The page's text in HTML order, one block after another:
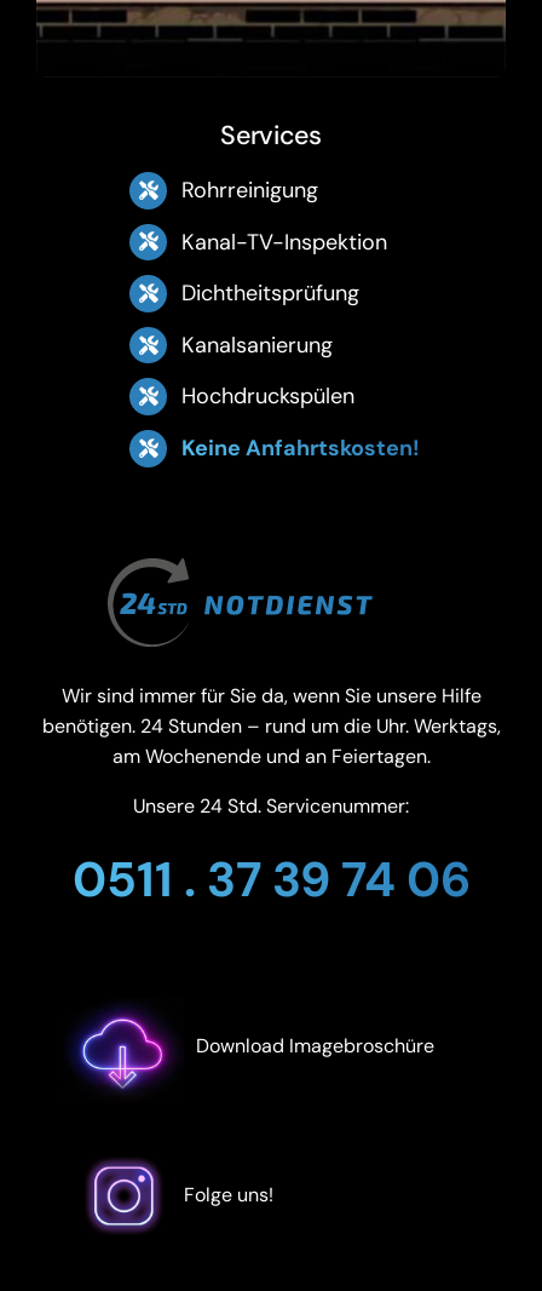
Services
Rohrreinigung
Kanal-TV-Inspektion
Dichtheitsprüfung
Kanalsanierung
Hochdruckspülen
Keine Anfahrtskosten!
Wir sind immer für Sie da, wenn Sie unsere Hilfe
benötigen. 24 Stunden – rund um die Uhr. Werktags,
am Wochenende und an Feiertagen.
Unsere 24 Std. Servicenummer:
0511 . 37 39 74 06
Download Imagebroschüre
Folge uns!